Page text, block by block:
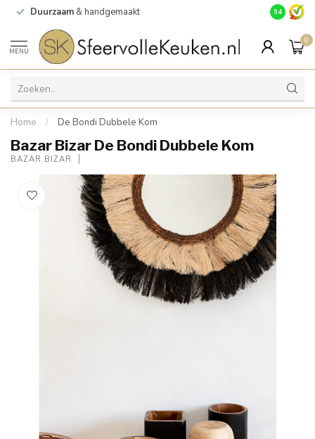
Duurzaam & handgemaakt Gratis
9.4
MENU
0
Home / De Bondi Dubbele Kom
Bazar Bizar De Bondi Dubbele Kom
BAZAR BIZAR